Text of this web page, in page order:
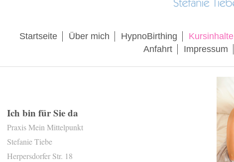
Startseite Über mich HypnoBirthing Kursinhalte
Anfahrt
Impressum
Ich bin für Sie da
Praxis Mein Mittelpunkt
StefanieTiebe
Herpersdorfer Str. 18